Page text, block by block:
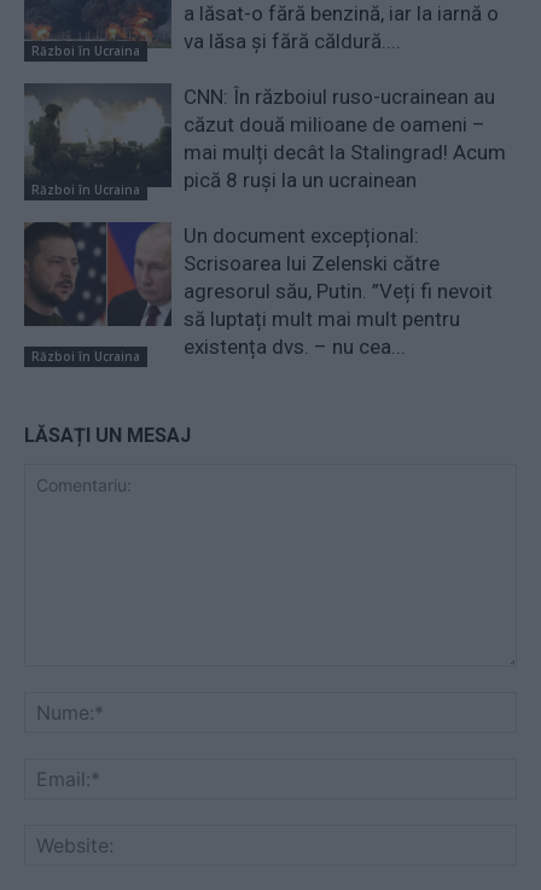
Război în Ucraina
a lăsat-o fără benzină, iar la iarnă o
va lăsa și fără căldură....
Război în Ucraina
CNN: În războiul ruso-ucrainean au
căzut două milioane de oameni –
mai mulți decât la Stalingrad! Acum
pică 8 ruși la un ucrainean
Război în Ucraina
Un document excepțional:
Scrisoarea lui Zelenski către
agresorul său, Putin. ”Veți fi nevoit
să luptați mult mai mult pentru
existența dvs. – nu cea...
LĂSAȚI UN MESAJ